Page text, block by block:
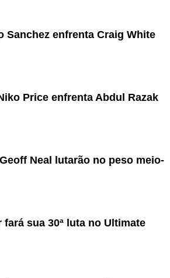
Sanchez enfrenta Craig White
Price enfrenta Abdul Razak
Neal lutarão no peso meio-
sua 30ª luta no Ultimate